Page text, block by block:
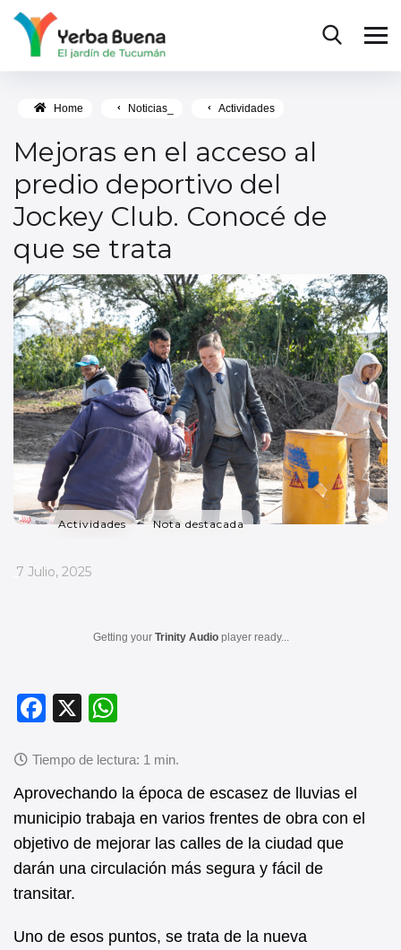
Home Noticias_ Actividades
Mejoras en el acceso al
predio deportivo del
Jockey Club. Conocé de
que se trata
Actividades Nota destacada
_
7 Julio, 2025
Getting your Trinity Audio player ready...
F
c
e
b
o
o
k
X
at
s
A
p
p
Aprovechando la época de escasez de lluvias el
municipio trabaja en varios frentes de obra con el
objetivo de mejorar las calles de la ciudad que
darán una circulación más segura y fácil de
transitar.
Uno de esos puntos, se trata de la nueva